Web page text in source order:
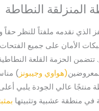
المنزلقة النطاطة
الذي نقدمه ملفتاً
الأمان على جميع الفتحات
(هواوي وجيبونز
في منطقة عشبية وتثبيتها